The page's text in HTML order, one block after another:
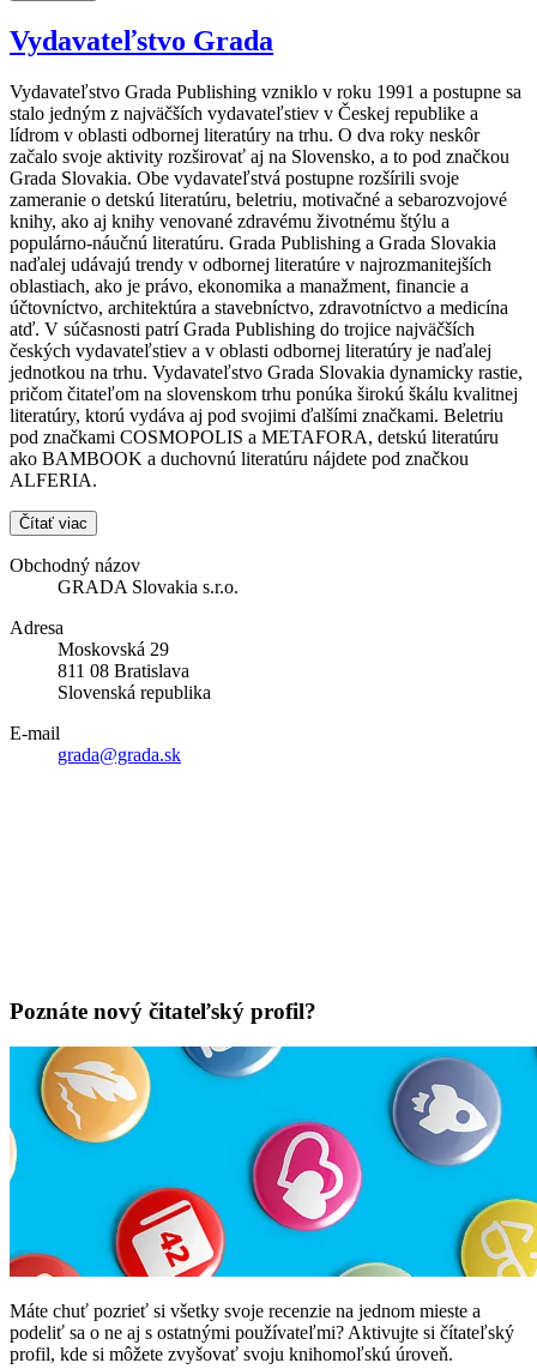
Vydavateľstvo Grada
Vydavateľstvo Grada Publishing vzniklo v roku 1991 a postupne sa
stalo jedným z najväčších vydavateľstiev v Českej republike a
lídrom v oblasti odbornej literatúry na trhu. O dva roky neskôr
začalo svoje aktivity rozširovať aj na Slovensko, a to pod značkou
Grada Slovakia. Obe vydavateľstvá postupne rozšírili svoje
zameranie o detskú literatúru, beletriu, motivačné a sebarozvojové
knihy, ako aj knihy venované zdravému životnému štýlu a
populárno-náučnú literatúru. Grada Publishing a Grada Slovakia
naďalej udávajú trendy v odbornej literatúre v najrozmanitejších
oblastiach, ako je právo, ekonomika a manažment, financie a
účtovníctvo, architektúra a stavebníctvo, zdravotníctvo a medicína
atď. V súčasnosti patrí Grada Publishing do trojice najväčších
českých vydavateľstiev a v oblasti odbornej literatúry je naďalej
jednotkou na trhu. Vydavateľstvo Grada Slovakia dynamicky rastie,
pričom čitateľom na slovenskom trhu ponúka širokú škálu kvalitnej
literatúry, ktorú vydáva aj pod svojimi ďalšími značkami. Beletriu
pod značkami COSMOPOLIS a METAFORA, detskú literatúru
ako BAMBOOK a duchovnú literatúru nájdete pod značkou
ALFERIA.
Čítať viac
Obchodný názov
GRADA Slovakia s.r.o.
Adresa
Moskovská 29
811 08 Bratislava
Slovenská republika
E-mail
grada@grada.sk
Poznáte nový čitateľský profil?
Máte chuť pozrieť si všetky svoje recenzie na jednom mieste a
podeliť sa o ne aj s ostatnými používateľmi? Aktivujte si čítateľský
profil, kde si môžete zvyšovať svoju knihomoľskú úroveň.